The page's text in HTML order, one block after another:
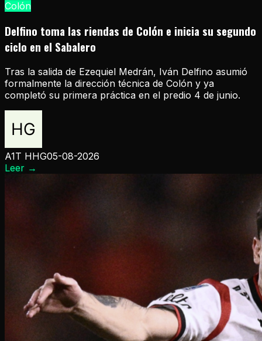
Colón
Delfino toma las riendas de Colón e inicia su segundo
ciclo en el Sabalero
Tras la salida de Ezequiel Medrán, Iván Delfino asumió
formalmente la dirección técnica de Colón y ya
completó su primera práctica en el predio 4 de junio.
A1T HHG05-08-2026
Leer →